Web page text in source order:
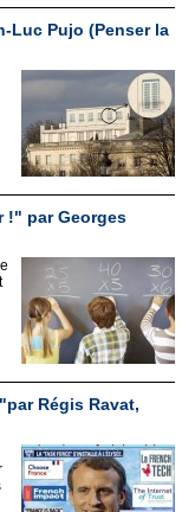
Luc Pujo (Penser la
!" par Georges
Régis Ravat,